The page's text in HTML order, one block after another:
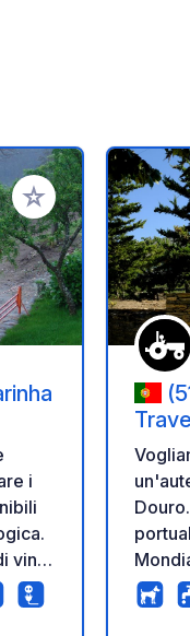
Aggiungi ai tuoi
vini:
trova